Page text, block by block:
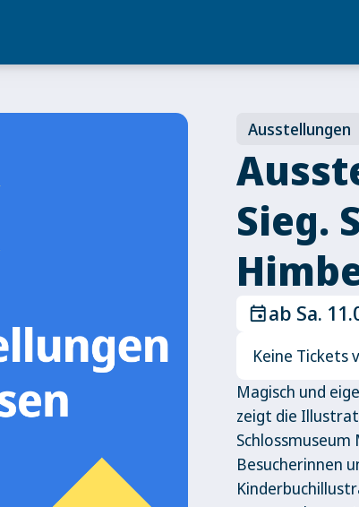
Ausstellungen
Sieg.
eventab Sa.
Keine Tickets
Magisch und
zeigt die
Besucherinnen